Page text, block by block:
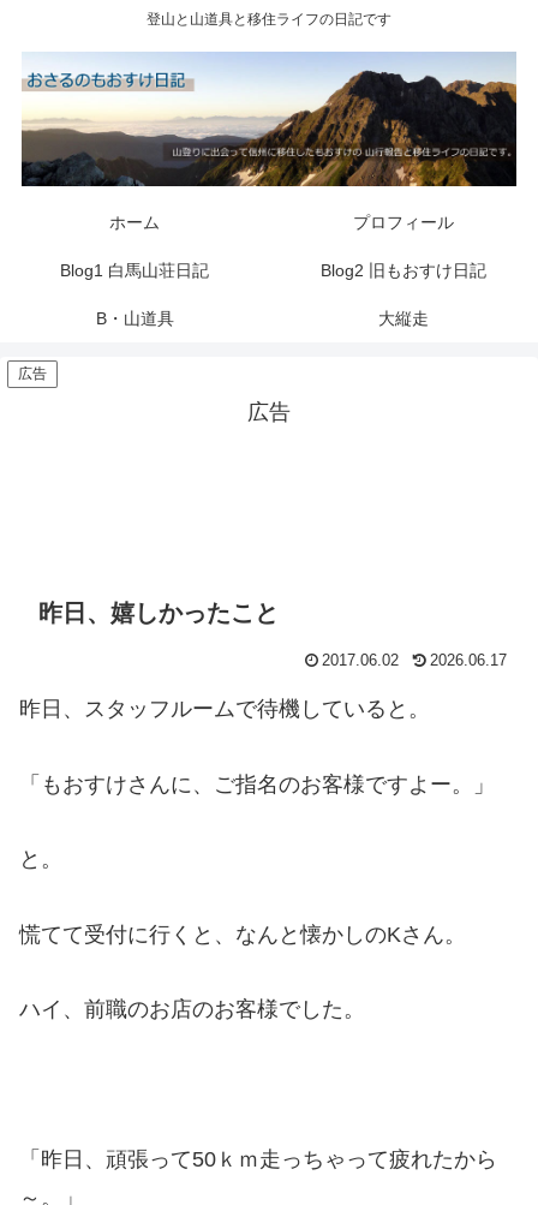
登山と山道具と移住ライフの日記です
ホーム プロフィール
Blog1 白馬山荘日記 Blog2 旧もおすけ日記
B・山道具 大縦走
広告
広告
昨日、嬉しかったこと
2017.06.02 2026.06.17
昨日、スタッフルームで待機していると。
「もおすけさんに、ご指名のお客様ですよー。」
と。
慌てて受付に行くと、なんと懐かしのKさん。
ハイ、前職のお店のお客様でした。
「昨日、頑張って50ｋｍ走っちゃって疲れたから
～。」